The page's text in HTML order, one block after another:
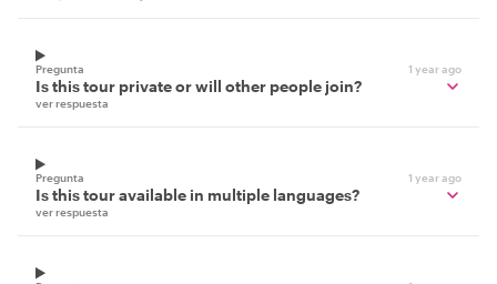
Pregunta 1 year ago
Is this tour private or will other people join?
ver respuesta
Pregunta 1 year ago
Is this tour available in multiple languages?
ver respuesta